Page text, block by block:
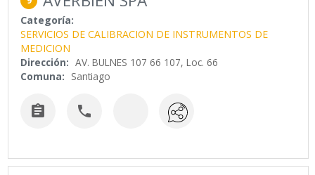
Categoría:
SERVICIOS DE CALIBRACION DE INSTRUMENTOS DE
MEDICION
Dirección: AV. BULNES 107 66 107, Loc. 66
Comuna: Santiago
 